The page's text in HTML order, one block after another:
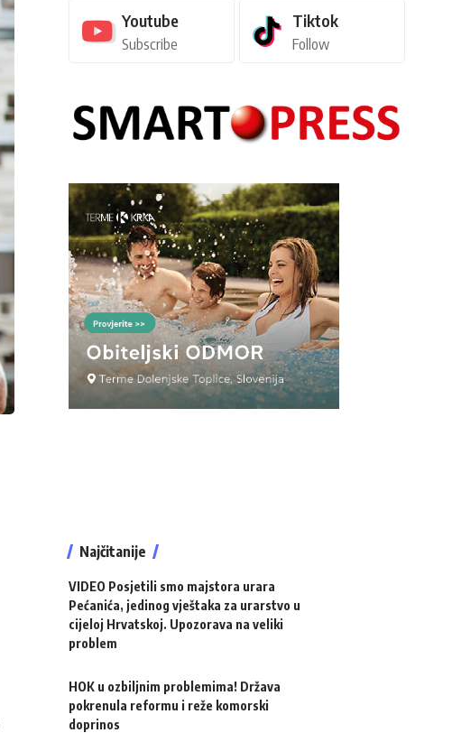
Youtube
Subscribe
Tiktok
Follow
Najčitanije
VIDEO Posjetili smo majstora urara
Pećanića, jedinog vještaka za urarstvo u
cijeloj Hrvatskoj. Upozorava na veliki
problem
HOK u ozbiljnim problemima! Država
pokrenula reformu i reže komorski
doprinos